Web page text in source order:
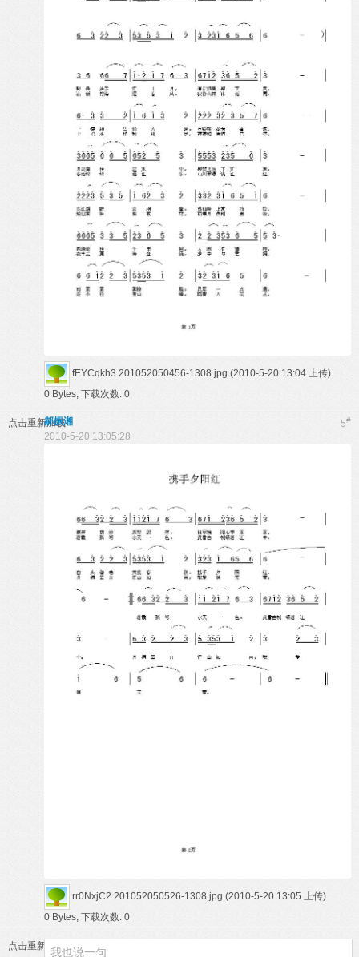
fEYCqkh3.201052050456-1308.jpg (2010-5-20 13:04 上传)
0 Bytes, 下载次数: 0
点击重新加载 5#
郝振湘
2010-5-20 13:05:28
rr0NxjC2.201052050526-1308.jpg (2010-5-20 13:05 上传)
0 Bytes, 下载次数: 0
点击重新加载